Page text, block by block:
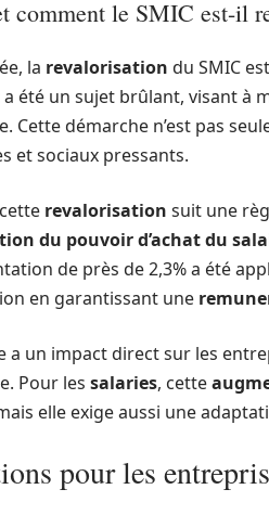
comment le SMIC est-il
la revalorisation du SMIC
a été un sujet brûlant, visant à
Cette démarche n’est pas
et sociaux pressants.
revalorisation suit une
du pouvoir d’achat du
de près de 2,3% a été
en garantissant une
a un impact direct sur les
Pour les salaries, cette
elle exige aussi une
pour les